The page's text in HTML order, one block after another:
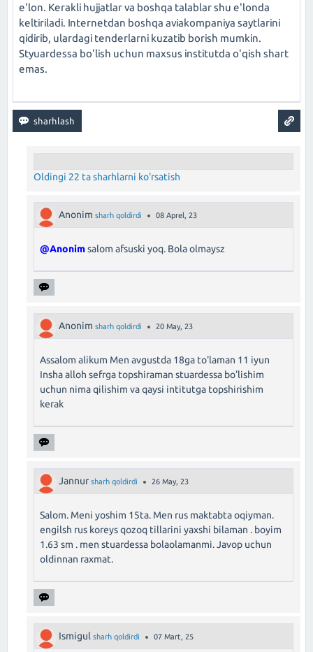
e'lon. Kerakli hujjatlar va boshqa talablar shu e'londa
keltiriladi. Internetdan boshqa aviakompaniya saytlarini
qidirib, ulardagi tenderlarni kuzatib borish mumkin.
Styuardessa bo'lish uchun maxsus institutda o'qish shart
emas.
Oldingi 22 ta sharhlarni ko'rsatish
Anonim sharh qoldirdi 08 Aprel, 23
@Anonimsalom afsuski yoq. Bola olmaysz
Anonim sharh qoldirdi 20 May, 23
Assalom alikum Men avgustda 18ga to'laman 11 iyun
Insha alloh sefrga topshiraman stuardessa bo'lishim
uchun nima qilishim va qaysi intitutga topshirishim
kerak
Jannur sharh qoldirdi 26 May, 23
Salom. Meni yoshim 15ta. Men rus maktabta oqiyman.
engilsh rus koreys qozoq tillarini yaxshi bilaman . boyim
1.63 sm . men stuardessa bolaolamanmi. Javop uchun
oldinnan raxmat.
Ismigul sharh qoldirdi 07 Mart, 25